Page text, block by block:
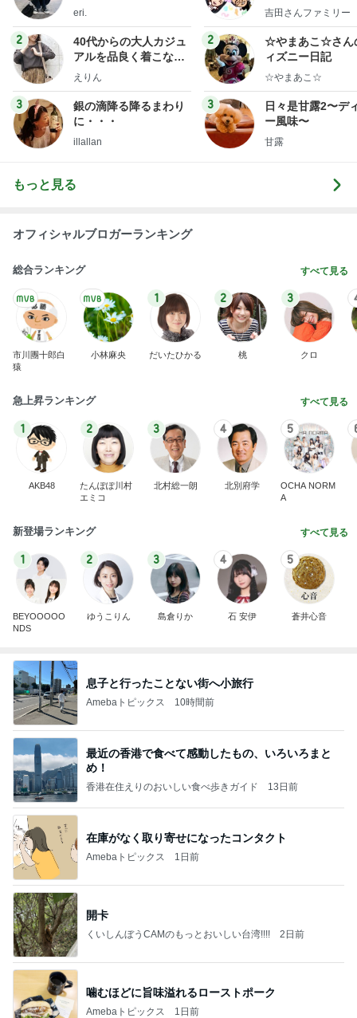
eri.
2
40代からの大人カジュ
アルを品良く着こなす
ファッションブログ
えりん
3
銀の滴降る降るまわり
に・・・
illallan
y Ameba 吉田さ
ログ
吉田さんファミリー
2
☆やまあこ☆さん
ィズニー日記
☆やまあこ☆
3
日々是甘露2〜デ
ー風味〜
甘露
もっと見る
オフィシャルブロガーランキング
総合ランキング すべて見る
市川團十郎白
猿
小林麻央
1
だいたひかる
2
桃
3
クロ
急上昇ランキング すべて見る
1
AKB48
2
たんぽぽ川村
エミコ
3
北村総一朗
4
北別府学
5
OCHA NORM
A
新登場ランキング すべて見る
1
BEYOOOOO
NDS
2
ゆうこりん
3
島倉りか
4
石 安伊
5
蒼井心音
息子と行ったことない街へ小旅行
Amebaトピックス 10時間前
最近の香港で食べて感動したもの、いろいろまと
め！
香港在住えりのおいしい食べ歩きガイド 13日前
在庫がなく取り寄せになったコンタクト
Amebaトピックス 1日前
開卡
くいしんぼうCAMのもっとおいしい台湾!!!! 2日前
噛むほどに旨味溢れるローストポーク
Amebaトピックス 1日前